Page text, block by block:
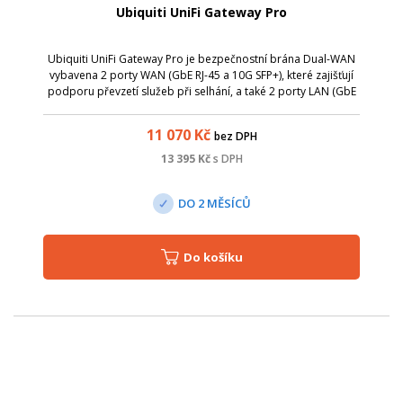
Ubiquiti UniFi Gateway Pro
Ubiquiti UniFi Gateway Pro je bezpečnostní brána Dual-WAN
vybavena 2 porty WAN (GbE RJ-45 a 10G SFP+), které zajišťují
podporu převzetí služeb při selhání, a také 2 porty LAN (GbE
11 070Kč bez DPH
13 395Kč s DPH
DO 2 MĚSÍCŮ
Do košíku